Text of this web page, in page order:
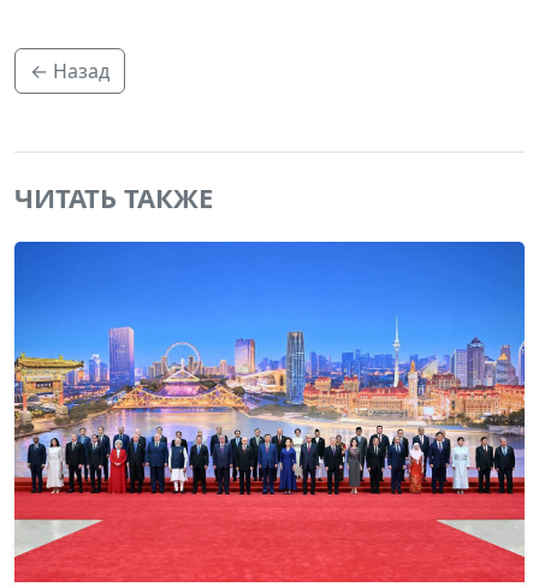
← Назад
ЧИТАТЬ ТАКЖЕ